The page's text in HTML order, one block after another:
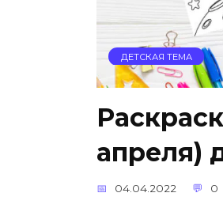
ДЕТСКАЯ ТЕМА
апреля)
04.04.2022 0